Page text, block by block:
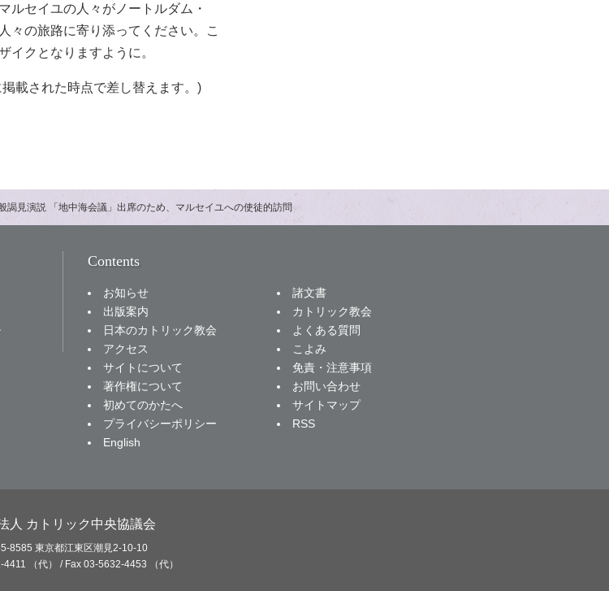
ルセイユの人々がノートルダム・
々の旅路に寄り添ってください。こ
イクとなりますように。
載された時点で差し替えます。)
見演説 「地中海会議」出席のため、マルセイユへの使徒的訪問
Contents
お知らせ
諸文書
出版案内
カトリック教会
日本のカトリック教会
よくある質問
アクセス
こよみ
サイトについて
免責・注意事項
著作権について
お問い合わせ
初めてのかたへ
サイトマップ
プライバシーポリシー
RSS
English
人 カトリック中央協議会
8585 東京都江東区潮見2-10-10
（代） / Fax 03-5632-4453 （代）